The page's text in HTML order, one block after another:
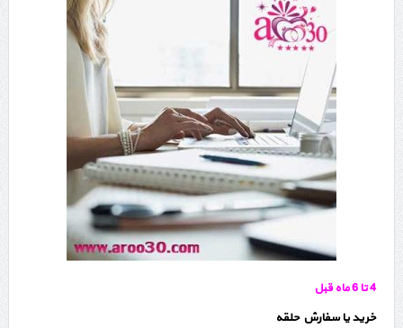
4 تا 6 ماه قبل
خرید یا سفارش حلقه